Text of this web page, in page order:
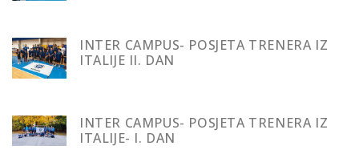
INTER CAMPUS- POSJETA TRENERA IZ
ITALIJE II. DAN
INTER CAMPUS- POSJETA TRENERA IZ
ITALIJE- I. DAN